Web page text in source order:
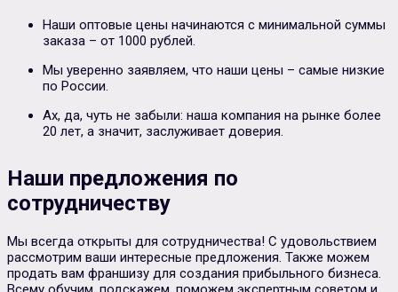
Наши оптовые цены начинаются с минимальной суммы
заказа – от 1000 рублей.
Мы уверенно заявляем, что наши цены – самые низкие
по России.
Ах, да, чуть не забыли: наша компания на рынке более
20 лет, а значит, заслуживает доверия.
Наши предложения по
сотрудничеству
Мы всегда открыты для сотрудничества! С удовольствием
рассмотрим ваши интересные предложения. Также можем
продать вам франшизу для создания прибыльного бизнеса.